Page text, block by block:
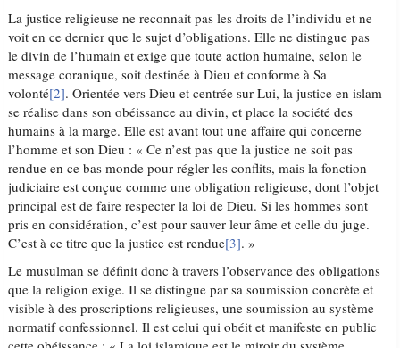
La justice religieuse ne reconnait pas les droits de l’individu et ne
voit en ce dernier que le sujet d’obligations. Elle ne distingue pas
le divin de l’humain et exige que toute action humaine, selon le
message coranique, soit destinée à Dieu et conforme à Sa
volonté[2]. Orientée vers Dieu et centrée sur Lui, la justice en islam
se réalise dans son obéissance au divin, et place la société des
humains à la marge. Elle est avant tout une affaire qui concerne
l’homme et son Dieu : « Ce n’est pas que la justice ne soit pas
rendue en ce bas monde pour régler les conflits, mais la fonction
judiciaire est conçue comme une obligation religieuse, dont l’objet
principal est de faire respecter la loi de Dieu. Si les hommes sont
pris en considération, c’est pour sauver leur âme et celle du juge.
C’est à ce titre que la justice est rendue[3]. »
Le musulman se définit donc à travers l’observance des obligations
que la religion exige. Il se distingue par sa soumission concrète et
visible à des proscriptions religieuses, une soumission au système
normatif confessionnel. Il est celui qui obéit et manifeste en public